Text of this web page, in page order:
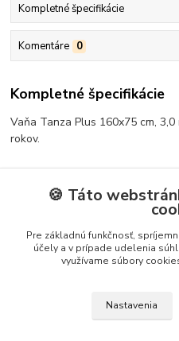
Kompletné špecifikácie
Komentáre 0
Kompletné špecifikácie
Vaňa Tanza Plus 160x75 cm,
rokov.
Tovar zaradený v
Vane
🍪 Táto
Pre základnú funkčnosť,
účely a v prípade udelenia
využívame súbory
Nastavenia